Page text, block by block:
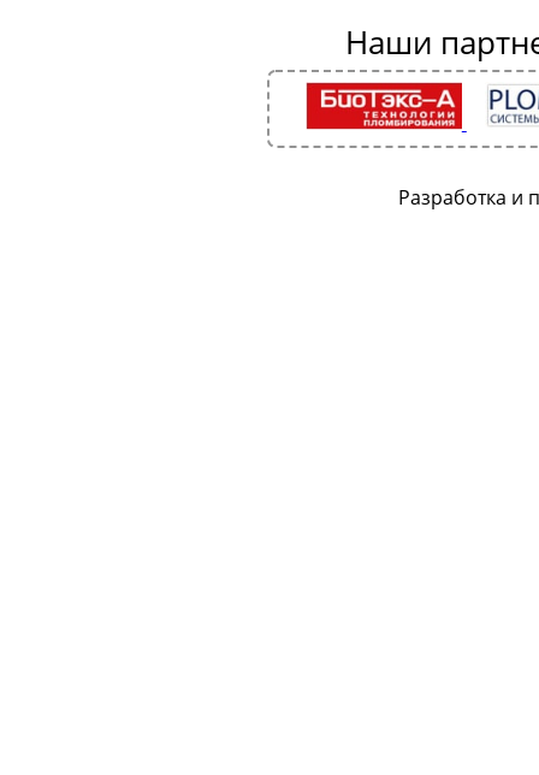
Наши
Разработка и